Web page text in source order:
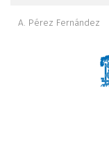
A. Pérez Fernández